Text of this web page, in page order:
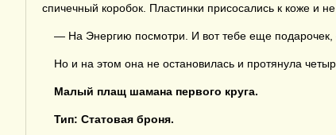
спичечный коробок. Пластинки присосались к коже и
— На Энергию посмотри. И вот тебе еще
Но и на этом она не остановилась и протянула
Малый плащ шамана первого круга.
Тип: Статовая броня.